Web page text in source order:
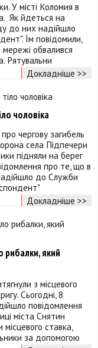
У місті Коломия в
Як йдеться на
до них надійшло
Їм повідомили,
мережі обвалився
Рятувальни
Докладніше >>
чоловіка
чергову загибель
села Підпечери
підняли на берег
про те, що в
до Служби
Докладніше >>
рибалки, який
з місцевого
Сьогодні, 8
повідомлення
міста Снятин
місцевого ставка,
за допомогою